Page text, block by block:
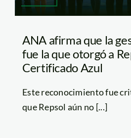
ANA afirma que la
fue la que otorgó a
Certificado Azul
Este reconocimiento fue
que Repsol aún no [...]